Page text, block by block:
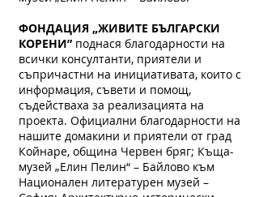
ФОНДАЦИЯ „ЖИВИТЕ БЪЛГАРСКИ
КОРЕНИ” поднася благодарности на
всички консултанти, приятели и
съпричастни на инициативата, които с
информация, съвети и помощ,
съдействаха за реализацията на
проекта. Официални благодарности на
нашите домакини и приятели от град
Койнаре, община Червен бряг; Къща-
музей „Елин Пелин“ – Байлово към
Национален литературен музей –